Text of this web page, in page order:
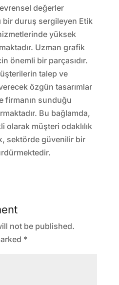
değerler
bir duruş sergileyen Etik
yüksek
Uzman grafik
önemli bir parçasıdır.
talep ve
özgün tasarımlar
firmanın sunduğu
Bu bağlamda,
olarak müşteri odaklılık
sektörde güvenilir bir
not be published.
*